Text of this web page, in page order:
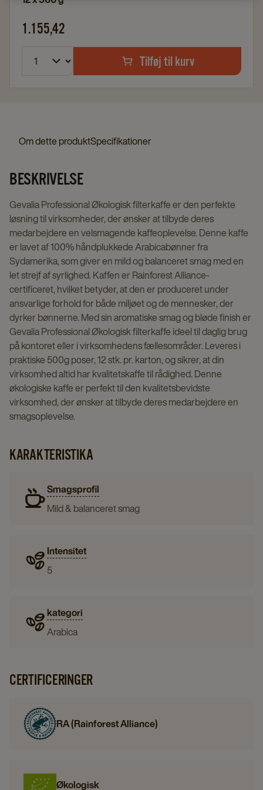
1.155,42
Tilføj til kurv
Om dette produktSpecifikationer
BESKRIVELSE
Gevalia Professional Økologisk filterkaffe er den perfekte
løsning til virksomheder, der ønsker at tilbyde deres
medarbejdere en velsmagende kaffeoplevelse. Denne kaffe
er lavet af 100% håndplukkede Arabicabønner fra
Sydamerika, som giver en mild og balanceret smag med en
let strejf af syrlighed. Kaffen er Rainforest Alliance-
certificeret, hvilket betyder, at den er produceret under
ansvarlige forhold for både miljøet og de mennesker, der
dyrker bønnerne. Med sin aromatiske smag og bløde finish er
Gevalia Professional Økologisk filterkaffe ideel til daglig brug
på kontoret eller i virksomhedens fællesområder. Leveres i
praktiske 500g poser, 12 stk. pr. karton, og sikrer, at din
virksomhed altid har kvalitetskaffe til rådighed. Denne
økologiske kaffe er perfekt til den kvalitetsbevidste
virksomhed, der ønsker at tilbyde deres medarbejdere en
smagsoplevelse.
KARAKTERISTIKA
Smagsprofil
Mild & balanceret smag
Intensitet
5
kategori
Arabica
CERTIFICERINGER
RA (Rainforest Alliance)
Økologisk